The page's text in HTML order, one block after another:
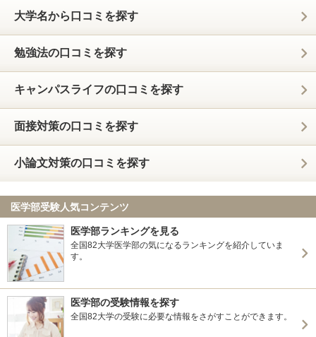
大学名から口コミを探す
勉強法の口コミを探す
キャンパスライフの口コミを探す
面接対策の口コミを探す
小論文対策の口コミを探す
医学部受験人気コンテンツ
医学部ランキングを見る
全国82大学医学部の気になるランキングを紹介していま
す。
医学部の受験情報を探す
全国82大学の受験に必要な情報をさがすことができます。